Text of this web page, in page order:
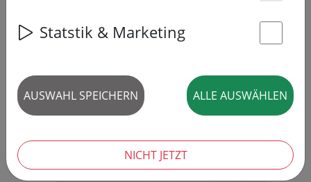
‹ ›
Statstik & Marketing
AUSWAHL SPEICHERN ALLE AUSWÄHLEN
NICHT JETZT